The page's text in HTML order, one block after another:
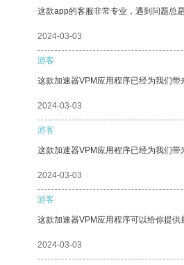
这款app的客服非常专业，遇到问题总
2024-03-03
游客
这款加速器VPM应用程序已经为我们带
2024-03-03
游客
这款加速器VPM应用程序已经为我们带
2024-03-03
游客
这款加速器VPM应用程序可以给你提供
2024-03-03